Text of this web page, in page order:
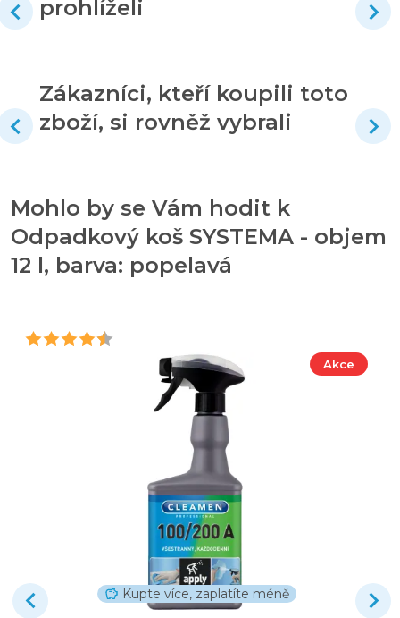
prohlíželi
Zákazníci, kteří koupili toto
zboží, si rovněž vybrali
Mohlo by se Vám hodit k
Odpadkový koš SYSTEMA - objem
12 l, barva: popelavá
Akce
Kupte více, zaplatíte méně